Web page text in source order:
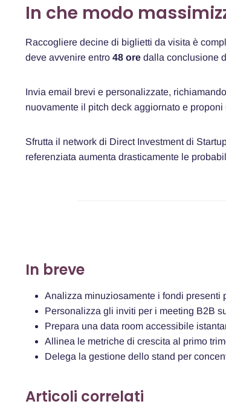
In che modo
Raccogliere decine di biglietti da visita è
deve avvenire entro 48 ore dalla conclusione
Invia email brevi e personalizzate,
nuovamente il pitch deck aggiornato e
Sfrutta il network di Direct Investment di
referenziata aumenta drasticamente le
In breve
Analizza minuziosamente i fondi presenti
Personalizza gli inviti per i meeting B2B
Prepara una data room accessibile
Allinea le metriche di crescita al primo
Delega la gestione dello stand per
Articoli correlati